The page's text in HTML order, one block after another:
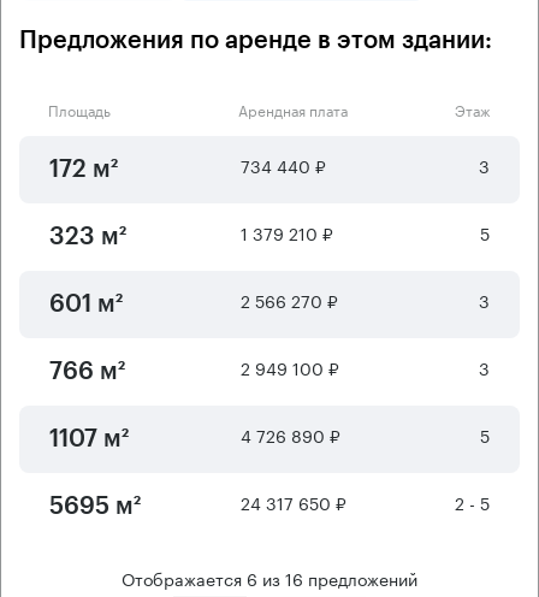
Предложения по аренде в этом здании:
Площадь Арендная плата Этаж
172 м² 734 440 ₽ 3
323 м² 1 379 210 ₽ 5
601 м² 2 566 270 ₽ 3
766 м² 2 949 100 ₽ 3
1107 м² 4 726 890 ₽ 5
5695 м² 24 317 650 ₽ 2 - 5
Отображается 6 из16 предложений